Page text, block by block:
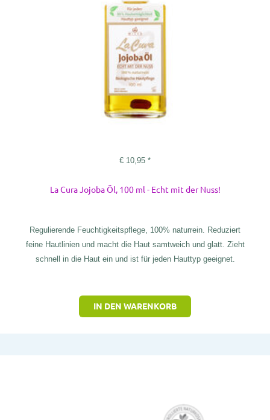
€ 10,95 *
La Cura Jojoba Öl, 100 ml - Echt mit der Nuss!
Regulierende Feuchtigkeitspflege, 100% naturrein. Reduziert
feine Hautlinien und macht die Haut samtweich und glatt. Zieht
schnell in die Haut ein und ist für jeden Hauttyp geeignet.
IN DEN WARENKORB